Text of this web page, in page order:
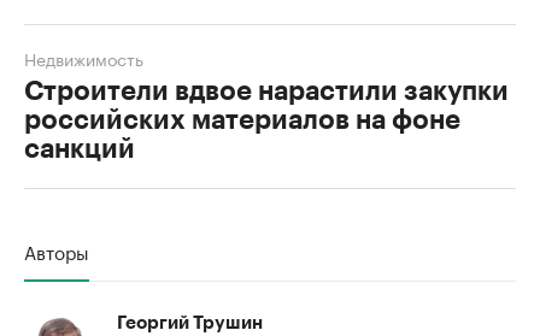
00:00 / 00:00
Строители вдвое нарастили закупки
российских материалов на фоне
санкций
Недвижимость
Авторы
Георгий Трушин